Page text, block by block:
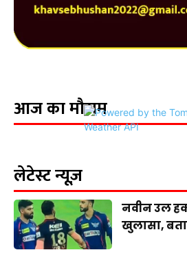
आज का मौसम
लेटेस्ट न्यूज़
नवीन उल
खुलासा,